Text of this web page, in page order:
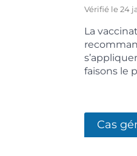
Vérifié le 24
La
faisons le
Cas